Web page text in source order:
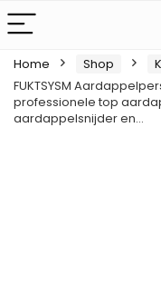
Home Shop
FUKTSYSM
professionele top
aardappelsnijder en…